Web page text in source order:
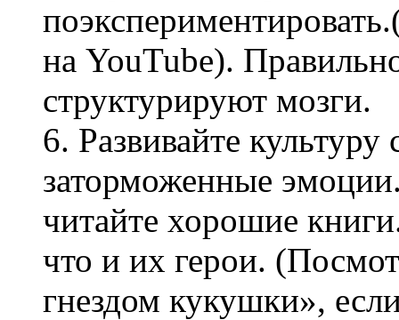
на YouTube).
структурируют мозги.
6. Развивайте
заторможенные
читайте хорошие
что и их герои.
гнездом кукушки»,